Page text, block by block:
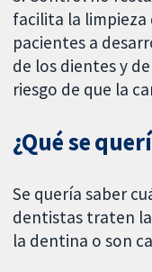
facilita la limpieza
pacientes a
de los dientes y
riesgo de que la
¿Qué se
Se quería saber
dentistas traten
la dentina o son